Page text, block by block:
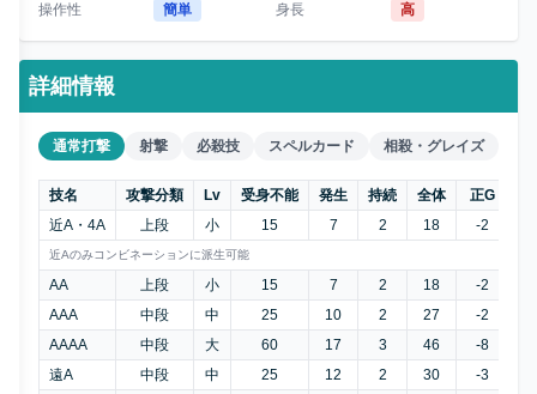
操作性 簡単 身長 高
詳細情報
通常打撃 射撃 必殺技 スペルカード 相殺・グレイズ
技名 攻撃分類 Lv 受身不能 発生 持続 全体 正G
近A・4A
上段 小 15 7 2 18 -2
近Aのみコンビネーションに派生可能
AA 上段 小 15 7 2 18 -2
AAA
中段 中 25 10 2 27 -2
AAAA
中段 大 60 17 3 46 -8
遠A
中段 中 25 12 2 30 -3